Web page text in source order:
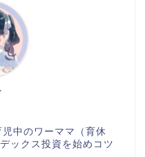
中のワーママ（育休
ックス投資を始めコツ